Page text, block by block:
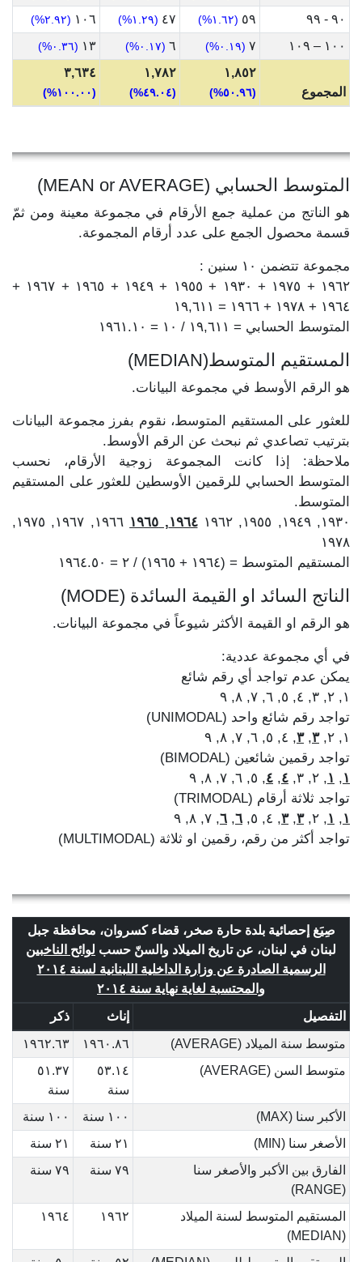
٩٠ - ٩٩ ٥٩ (١.٦٢%) ٤٧ (١.٢٩%) ١٠٦ (٢.٩٢%)
١٠٠ – ١٠٩ ٧ (٠.١٩%) ٦ (٠.١٧%) ١٣ (٠.٣٦%)
المجموع
١,٨٥٢
(٥٠.٩٦%)
١,٧٨٢
(٤٩.٠٤%)
٣,٦٣٤
(١٠٠.٠٠%)
المتوسط الحسابي (MEAN or AVERAGE)
هو الناتج من عملية جمع الأرقام في مجموعة معينة ومن ثمّ
قسمة محصول الجمع على عدد أرقام المجموعة.
مجموعة تتضمن ١٠ سنين :
١٩٦٢ + ١٩٧٥ + ١٩٣٠ + ١٩٥٥ + ١٩٤٩ + ١٩٦٥ + ١٩٦٧ +
١٩٦٤ + ١٩٧٨ + ١٩٦٦ = ١٩,٦١١
المتوسط الحسابي = ١٩,٦١١ / ١٠ = ١٩٦١.١٠
المستقيم المتوسط(MEDIAN)
هو الرقم الأوسط في مجموعة البيانات.
للعثور على المستقيم المتوسط، نقوم بفرز مجموعة البيانات
بترتيب تصاعدي ثم نبحث عن الرقم الأوسط.
ملاحظة: إذا كانت المجموعة زوجية الأرقام، نحسب
المتوسط الحسابي للرقمين الأوسطين للعثور على المستقيم
المتوسط.
١٩٣٠, ١٩٤٩, ١٩٥٥, ١٩٦٢
١٩٦٤, ١٩٦٥
١٩٦٦, ١٩٦٧, ١٩٧٥,
١٩٧٨
المستقيم المتوسط = (١٩٦٤ + ١٩٦٥) / ٢ = ١٩٦٤.٥٠
الناتج السائد او القيمة السائدة (MODE)
هو الرقم او القيمة الأكثر شيوعاً في مجموعة البيانات.
في أي مجموعة عددية:
يمكن عدم تواجد أي رقم شائع
١, ٢, ٣, ٤, ٥, ٦, ٧, ٨, ٩
تواجد رقم شائع واحد (UNIMODAL)
١, ٢,
٣,٣, ٤, ٥, ٦, ٧, ٨, ٩
تواجد رقمين شائعين (BIMODAL)
١, ١, ٢, ٣, ٤, ٤, ٥, ٦, ٧, ٨, ٩
تواجد ثلاثة أرقام (TRIMODAL)
١, ١, ٢, ٣,٣, ٤, ٥, ٦, ٦, ٧, ٨, ٩
تواجد أكثر من رقم، رقمين او ثلاثة (MULTIMODAL)
صِيَغ إحصائية بلدة حارة صخر، قضاء كسروان، محافظة جبل
لبنان في لبنان، عن تاريخ الميلاد والسنّ حسب لوائح الناخبين
الرسمية الصادرة عن وزارة الداخلية اللبنانية لسنة ٢٠١٤
والمحتسبة لغاية نهاية سنة ٢٠١٤
التفصيل
إناث
ذكر
متوسط سنة الميلاد (AVERAGE)
١٩٦٠.٨٦
١٩٦٢.٦٣
متوسط السن (AVERAGE)
٥٣.١٤
سنة
٥١.٣٧
سنة
الأكبر سنا (MAX)
١٠٠ سنة
١٠٠ سنة
الأصغر سنا (MIN)
٢١ سنة
٢١ سنة
الفارق بين الأكبر والأصغر سنا
(RANGE)
٧٩ سنة ٧٩ سنة
المستقيم المتوسط لسنة الميلاد
(MEDIAN)
١٩٦٢ ١٩٦٤